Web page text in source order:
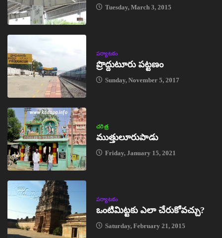
Tuesday, March 3, 2015
పర్యాటకం
ప్రొద్దుటూరు పట్టణం
Sunday, November 5, 2017
చరిత్ర
ముత్తులూరుపాడు
Friday, January 15, 2021
పర్యాటకం
ఒంటిమిట్టకు ఎలా చేరుకోవచ్చు?
Saturday, February 21, 2015